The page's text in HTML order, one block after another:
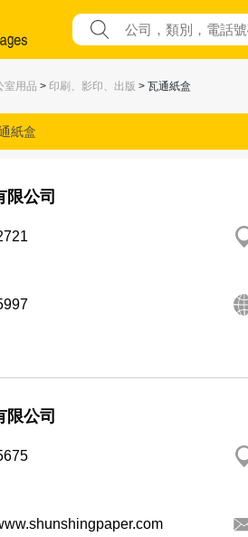
室用品 > 印刷、影印、出版 > 瓦通紙盒
紙盒
限公司
限公司